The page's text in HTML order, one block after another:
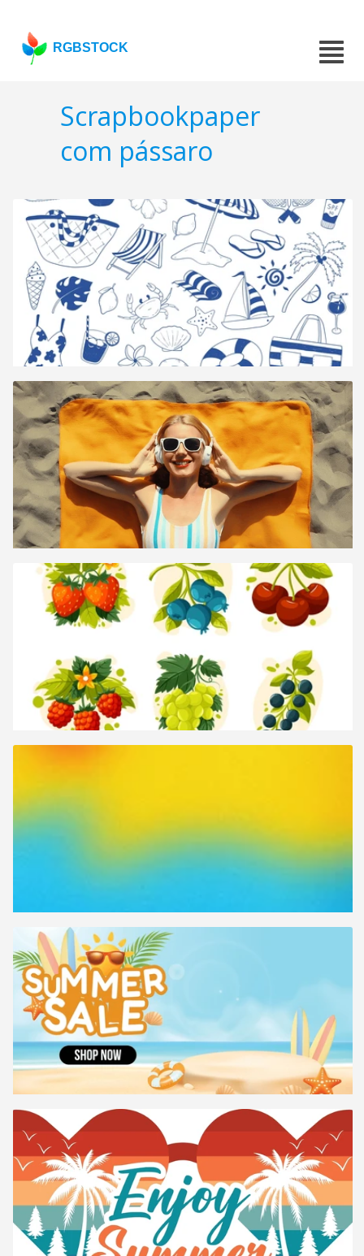
RGBSTOCK
Scrapbookpaper
com pássaro